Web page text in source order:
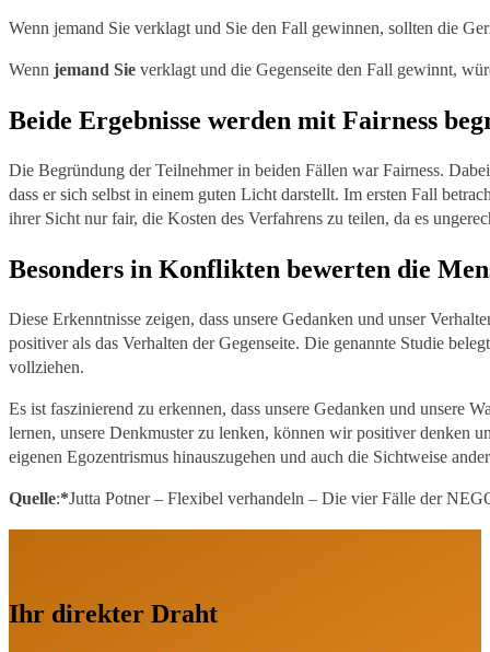
Wenn jemand Sie verklagt und Sie den Fall gewinnen, sollten die
Wenn jemand Sie verklagt und die Gegenseite den Fall gewinnt,
Beide Ergebnisse werden mit Fairness
Die Begründung der Teilnehmer in beiden Fällen war Fairness.
dass er sich selbst in einem guten Licht darstellt. Im ersten Fall
ihrer Sicht nur fair, die Kosten des Verfahrens zu teilen, da es
Besonders in Konflikten bewerten die
Diese Erkenntnisse zeigen, dass unsere Gedanken und unser
positiver als das Verhalten der Gegenseite. Die genannte Studie
vollziehen.
Es ist faszinierend zu erkennen, dass unsere Gedanken und unsere
lernen, unsere Denkmuster zu lenken, können wir positiver denken
eigenen Egozentrismus hinauszugehen und auch die Sichtweise
Quelle:*Jutta Potner – Flexibel verhandeln – Die vier Fälle der
Ihr direkter Draht